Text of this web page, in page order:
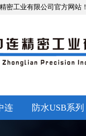
密工业有限公司官方网站！
连 防水USB系列